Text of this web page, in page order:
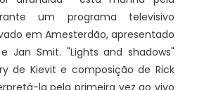
um programa televisivo
em Amesterdão, apresentado
Jan Smit. "Lights and shadows"
de Kievit e composição de Rick
la pela primeira vez ao vivo